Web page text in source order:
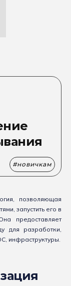
новичкам
позволяющая
запустить его в
предоставляет
для разработки,
инфраструктуры.